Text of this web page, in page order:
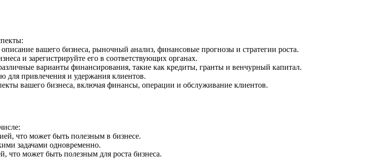
вашего бизнеса, рыночный анализ, финансовые прогнозы и стратегии роста.
и зарегистрируйте его в соответствующих органах.
варианты финансирования, такие как кредиты, гранты и венчурный капитал.
для привлечения и удержания клиентов.
вашего бизнеса, включая финансы, операции и обслуживание клиентов.
что может быть полезным в бизнесе.
задачами одновременно.
что может быть полезным для роста бизнеса.